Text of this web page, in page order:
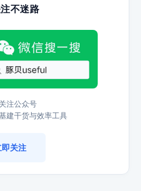
不迷路
注公众号
建干货与效率工具
即关注